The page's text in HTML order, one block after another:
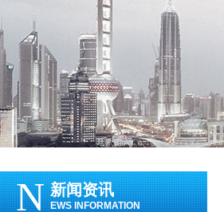
N 新闻资讯
EWS INFORMATION